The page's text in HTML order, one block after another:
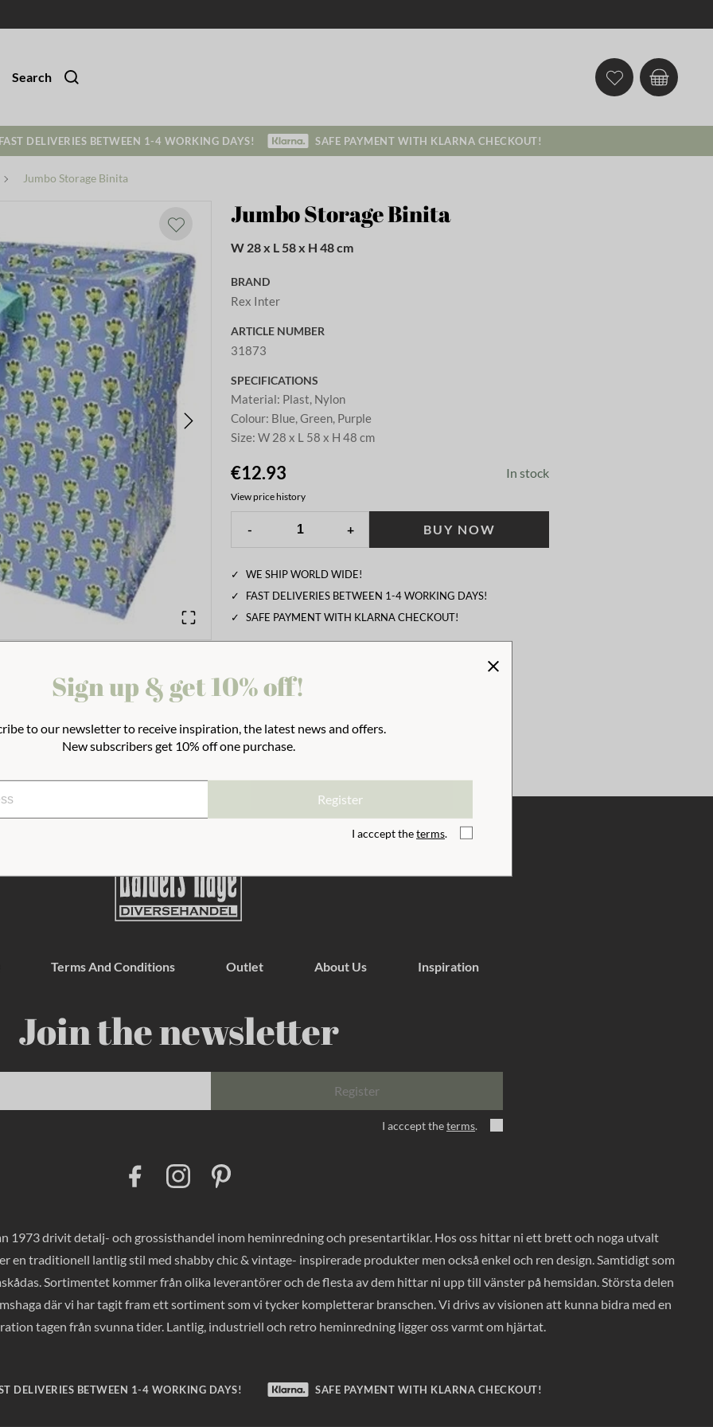
Search
FAST DELIVERIES BETWEEN 1-4 WORKING DAYS! SAFE PAYMENT WITH KLARNA CHECKOUT!
Jumbo Storage Binita
and more. The bag has
a beautiful
the charm of an Indian buti
Folds flat for easy storage when
Jumbo Storage Binita
W 28 x L 58 x H 48 cm
BRAND
Rex Inter
ARTICLE NUMBER
31873
SPECIFICATIONS
Material: Plast, Nylon
Colour: Blue, Green, Purple
Size:W 28 x L 58 x H 48 cm
€12.93 In stock
View price history
- + BUY NOW
✓
WE SHIP WORLD WIDE!
✓
FAST DELIVERIES BETWEEN 1-4 WORKING DAYS!
✓
SAFE PAYMENT WITH KLARNA CHECKOUT!
Terms And Conditions Outlet About Us Inspiration
Join the newsletter
Register
I acccept theterms.
o
o
k
I
n
g
r
a
r
e
s
1973 drivit detalj- och grossisthandel inom heminredning och presentartiklar. Hos oss hittar ni ett brett och noga utvalt
traditionell lantlig stil med shabby chic & vintage- inspirerade produkter men också enkel och ren design. Samtidigt som
Sortimentet kommer från olika leverantörer och de flesta av dem hittar ni upp till vänster på hemsidan. Största delen
där vi har tagit fram ett sortiment som vi tycker kompletterar branschen. Vi drivs av visionen att kunna bidra med en
tagen från svunna tider. Lantlig, industriell och retro heminredning ligger oss varmt om hjärtat.
DELIVERIES BETWEEN 1-4 WORKING DAYS! SAFE PAYMENT WITH KLARNA CHECKOUT!
Sign up & get 10% off!
to our newsletter to receive inspiration, the latest news and offers.
New subscribers get 10% off one purchase.
Register
I acccept theterms.